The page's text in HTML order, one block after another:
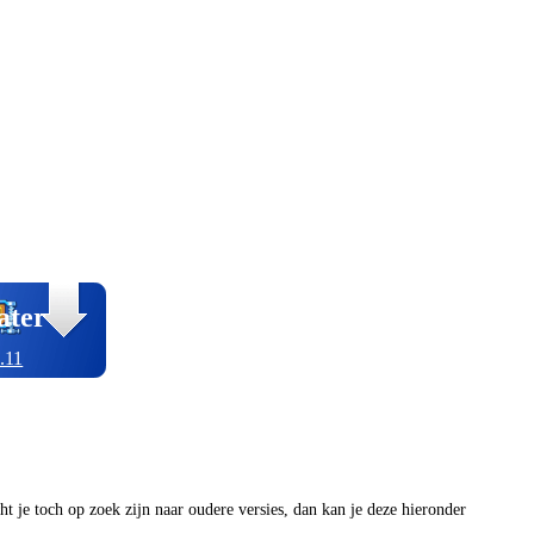
je toch op zoek zijn naar oudere versies, dan kan je deze hieronder